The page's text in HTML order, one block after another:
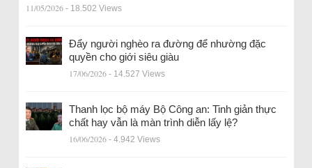
11/05/2026 - 18.502 Views
Đẩy người nghèo ra đường để nhường đặc
quyền cho giới siêu giàu
17/06/2026 - 14.527 Views
Thanh lọc bộ máy Bộ Công an: Tinh giản thực
chất hay vẫn là màn trình diễn lấy lệ?
16/06/2026 - 4.942 Views